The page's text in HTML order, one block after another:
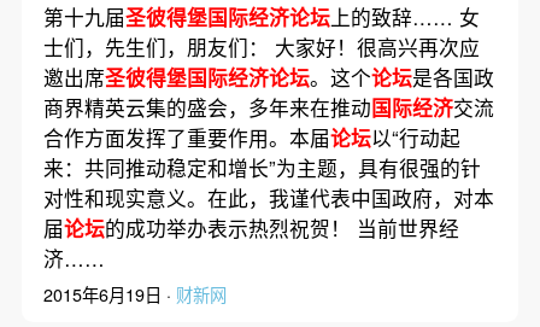
第十九届圣彼得堡国际经济论坛上的致辞…… 女
士们，先生们，朋友们： 大家好！很高兴再次应
邀出席圣彼得堡国际经济论坛。这个论坛是各国政
商界精英云集的盛会，多年来在推动国际经济交流
合作方面发挥了重要作用。本届论坛以“行动起
来：共同推动稳定和增长”为主题，具有很强的针
对性和现实意义。在此，我谨代表中国政府，对本
届论坛的成功举办表示热烈祝贺！ 当前世界经
济……
2015年6月19日 · 财新网